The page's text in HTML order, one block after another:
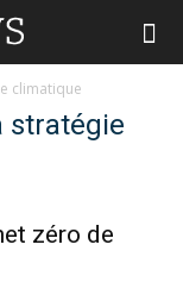
climatique
stratégie
zéro de